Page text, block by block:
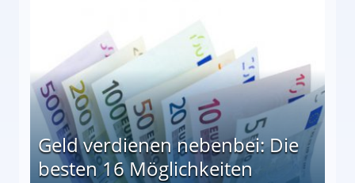
Geld verdienen nebenbei: Die
besten 16 Möglichkeiten